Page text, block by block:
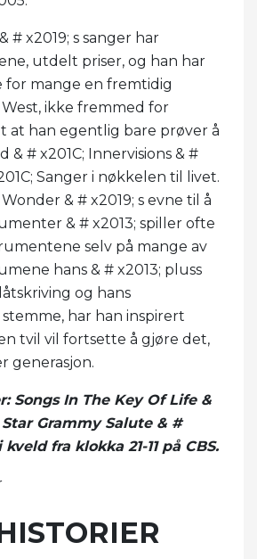
# x2019; s sanger har
utdelt priser, og han har
mange en fremtidig
ikke fremmed for
at han egentlig bare prøver å
& # x201C; Innervisions & #
Sanger i nøkkelen til livet.
& # x2019; s evne til å
& # x2013; spiller ofte
selv på mange av
hans & # x2013; pluss
og hans
har han inspirert
tvil vil fortsette å gjøre det,
generasjon.
Songs In The Key Of Life &
Grammy Salute & #
kveld fra klokka 21-11 på CBS.